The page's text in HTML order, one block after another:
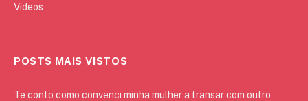
Vídeos
POSTS MAIS VISTOS
Te conto como convenci minha mulher a transar com outro